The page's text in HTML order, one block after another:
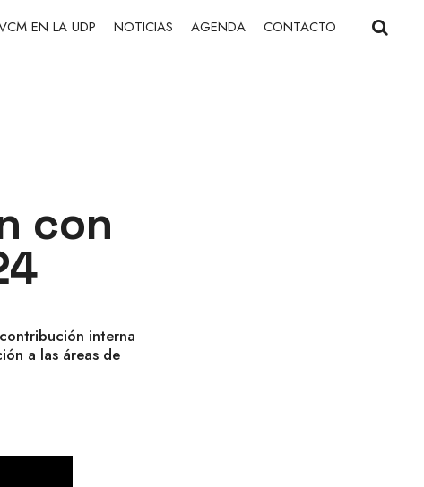
EN LA UDP NOTICIAS AGENDA CONTACTO
con
interna
a las áreas de